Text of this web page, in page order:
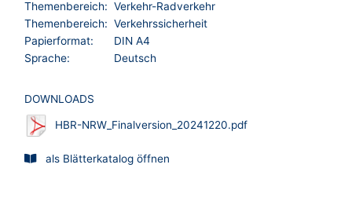
Themenbereich: Verkehr-Radverkehr
Themenbereich: Verkehrssicherheit
Papierformat:
DIN A4
Sprache:
Deutsch
DOWNLOADS
HBR-NRW_Finalversion_20241220.pdf
als Blätterkatalog öffnen